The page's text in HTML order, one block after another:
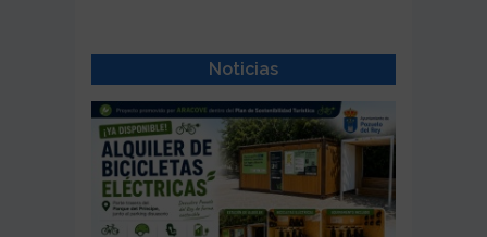
Noticias